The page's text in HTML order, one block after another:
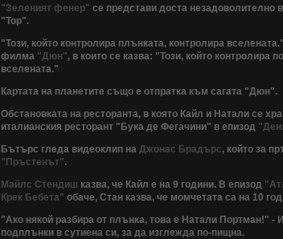
"Зеленият фенер" се представи доста незадоволително
"Тор".
"Този, който контролира плънката, контролира
филма "Дюн", в които се казва: "Този, който контролира
вселената."
Картата на планетите също е отпратка към сагата "Дюн".
Обстановката на ресторанта, в която Кайл и Натали се
италианския ресторант "Бука де Фегачини" в епизод
Бътърс гледа видеоклип на Джонас Брадърс, който за
"Пръстенът".
Майлс Стендиш казва, че Кайл е на 9 години. В епизод
Крек Бебета" обаче, Стан казва, че момчетата са на 10
"Ако някой разбира от плънка, това е Натали Портман!" -
подплънки в сутиена си, за да изглежда по-пищна.